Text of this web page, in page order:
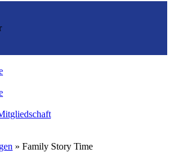
» Family Story Time